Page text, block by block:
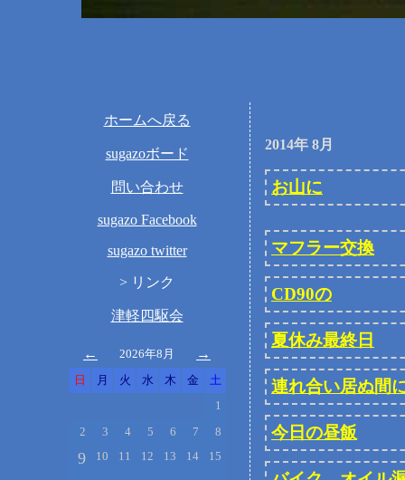
ホームへ戻る
sugazoボード
問い合わせ
sugazo Facebook
sugazo twitter
> リンク
津軽四駆会
← 2026年8月 →
日 月 火 水 木 金
土
1
2
3 4 5 6 7 8
9 10 11 12 13 14 15
2014年 8月
お山に
マフラー交換
CD90の
夏休み最終日
連れ合い居ぬ間
今日の昼飯